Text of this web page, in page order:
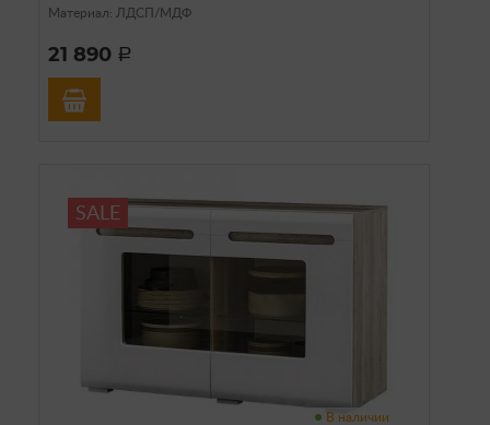
Материал: ЛДСП/МДФ
21 890 a
SALE
В наличии